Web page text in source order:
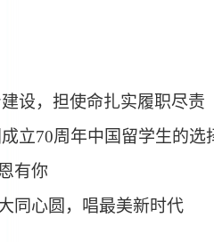
设，担使命扎实履职尽责
立70周年中国留学生的选
有你
同心圆，唱最美新时代